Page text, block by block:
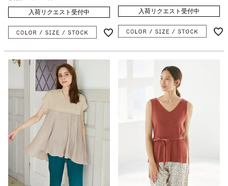
入荷リクエスト受付中 入荷リクエスト受付中